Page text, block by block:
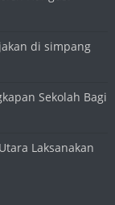
di simpang
Sekolah Bagi
Laksanakan